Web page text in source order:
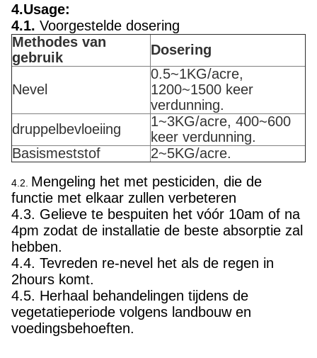
4.Usage:
4.1. Voorgestelde dosering
Methodes van
gebruik
Dosering
Nevel
0.5~1KG/acre,
1200~1500 keer
verdunning.
druppelbevloeiing
1~3KG/acre, 400~600
keer verdunning.
Basismeststof
2~5KG/acre.
4.2. Mengeling het met pesticiden, die de
functie met elkaar zullen verbeteren
4.3. Gelieve te bespuiten het vóór 10am of na
4pm zodat de installatie de beste absorptie zal
hebben.
4.4. Tevreden re-nevel het als de regen in
2hours komt.
4.5. Herhaal behandelingen tijdens de
vegetatieperiode volgens landbouw en
voedingsbehoeften.